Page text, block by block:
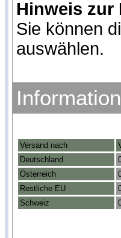
Hinweis zur
Sie können
auswählen.
Versand nach
Deutschland
Österreich
Restliche EU
Schweiz